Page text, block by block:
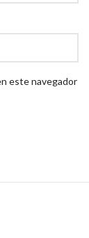
este navegador